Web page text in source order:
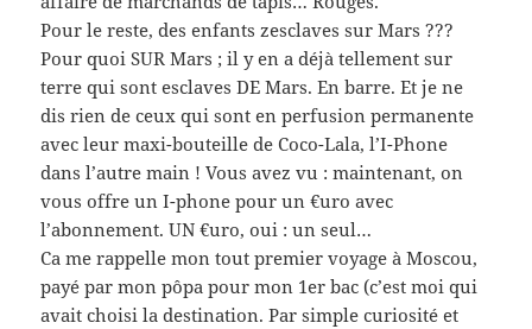
Pour le reste, des enfants zesclaves sur Mars ???
Pour quoi SUR Mars ; il y en a déjà tellement sur
terre qui sont esclaves DE Mars. En barre. Et je ne
dis rien de ceux qui sont en perfusion permanente
avec leur maxi-bouteille de Coco-Lala, l’I-Phone
dans l’autre main ! Vous avez vu : maintenant, on
vous offre un I-phone pour un €uro avec
l’abonnement. UN €uro, oui : un seul…
Ca me rappelle mon tout premier voyage à Moscou,
payé par mon pôpa pour mon 1er bac (c’est moi qui
avait choisi la destination. Par simple curiosité et